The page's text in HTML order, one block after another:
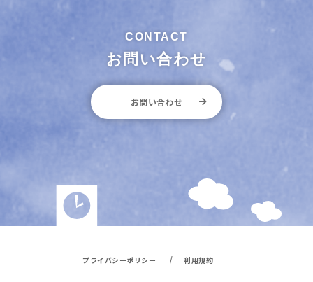
お問い合わせ
お問い合わせ
プライバシーポリシー / 利用規約